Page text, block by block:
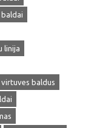
linija
baldus